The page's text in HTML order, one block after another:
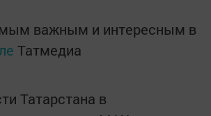
важным и интересным в
Татмедиа
Татарстана в